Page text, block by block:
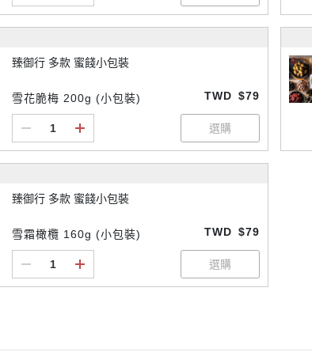
臻御行 多款 蜜餞小包裝
雪花脆梅 200g (小包裝) TWD $79
臻御行 多款 蜜餞小包裝
雪霜橄欖 160g (小包裝) TWD $79